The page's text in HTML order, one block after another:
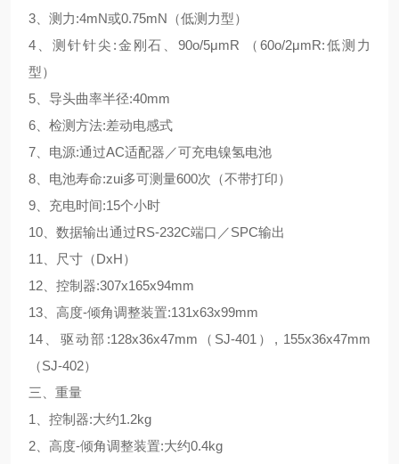
3、测力:4mN或0.75mN（低测力型）
4、测针针尖:金刚石、90o/5μmR （60o/2μmR:低测力
型）
5、导头曲率半径:40mm
6、检测方法:差动电感式
7、电源:通过AC适配器／可充电镍氢电池
8、电池寿命:zui多可测量600次（不带打印）
9、充电时间:15个小时
10、数据输出通过RS-232C端口／SPC输出
11、尺寸（DxH）
12、控制器:307x165x94mm
13、高度-倾角调整装置:131x63x99mm
14、驱动部:128x36x47mm（SJ-401）, 155x36x47mm
（SJ-402）
三、重量
1、控制器:大约1.2kg
2、高度-倾角调整装置:大约0.4kg